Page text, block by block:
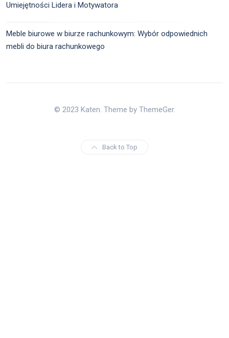
Umiejętności Lidera i Motywatora
Meble biurowe w biurze rachunkowym: Wybór odpowiednich
mebli do biura rachunkowego
© 2023 Katen. Theme by ThemeGer.
Back to Top